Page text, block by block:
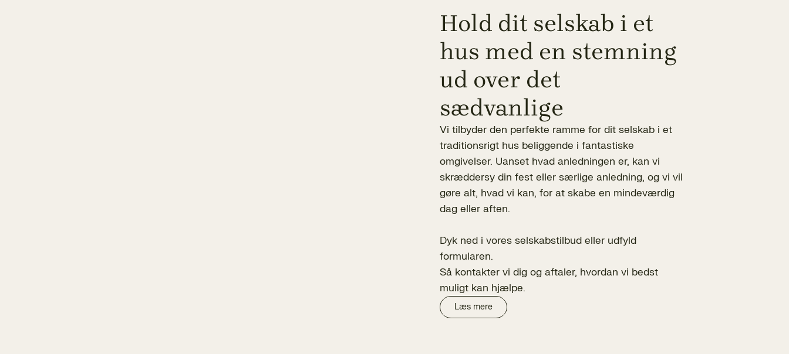
Hold dit selskab i et
hus med en stemning
ud over det
sædvanlige
Vi tilbyder den perfekte ramme for dit selskab i et
traditionsrigt hus beliggende i fantastiske
omgivelser. Uanset hvad anledningen er, kan vi
skræddersy din fest eller særlige anledning, og vi vil
gøre alt, hvad vi kan, for at skabe en mindeværdig
dag eller aften.
Dyk ned i vores selskabstilbud eller udfyld
formularen.
Så kontakter vi dig og aftaler, hvordan vi bedst
muligt kan hjælpe.
Læs mere